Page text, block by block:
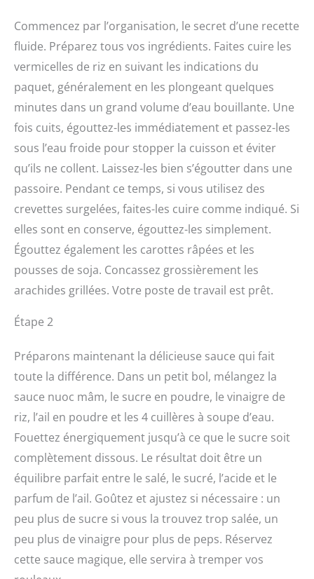
Commencez par l’organisation, le secret d’une recette
fluide. Préparez tous vos ingrédients. Faites cuire les
vermicelles de riz en suivant les indications du
paquet, généralement en les plongeant quelques
minutes dans un grand volume d’eau bouillante. Une
fois cuits, égouttez-les immédiatement et passez-les
sous l’eau froide pour stopper la cuisson et éviter
qu’ils ne collent. Laissez-les bien s’égoutter dans une
passoire. Pendant ce temps, si vous utilisez des
crevettes surgelées, faites-les cuire comme indiqué. Si
elles sont en conserve, égouttez-les simplement.
Égouttez également les carottes râpées et les
pousses de soja. Concassez grossièrement les
arachides grillées. Votre poste de travail est prêt.
Étape 2
Préparons maintenant la délicieuse sauce qui fait
toute la différence. Dans un petit bol, mélangez la
sauce nuoc mâm, le sucre en poudre, le vinaigre de
riz, l’ail en poudre et les 4 cuillères à soupe d’eau.
Fouettez énergiquement jusqu’à ce que le sucre soit
complètement dissous. Le résultat doit être un
équilibre parfait entre le salé, le sucré, l’acide et le
parfum de l’ail. Goûtez et ajustez si nécessaire : un
peu plus de sucre si vous la trouvez trop salée, un
peu plus de vinaigre pour plus de peps. Réservez
cette sauce magique, elle servira à tremper vos